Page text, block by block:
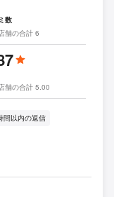
数
舗の合計 6
舗の合計 5.00
間以内の返信